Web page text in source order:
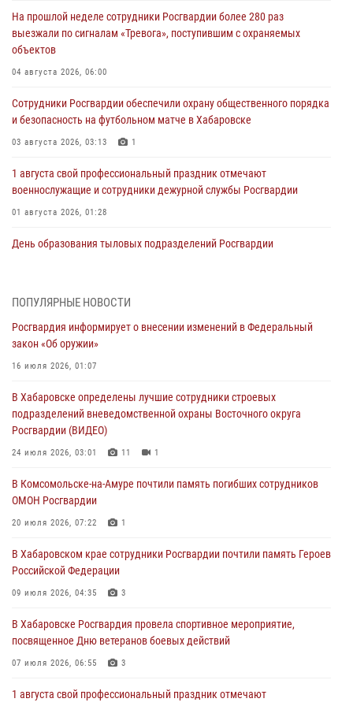
На прошлой неделе сотрудники Росгвардии более 280 раз
выезжали по сигналам «Тревога», поступившим с охраняемых
объектов
04 августа 2026, 06:00
Сотрудники Росгвардии обеспечили охрану общественного порядка
и безопасность на футбольном матче в Хабаровске
03 августа 2026, 03:13 1
1 августа свой профессиональный праздник отмечают
военнослужащие и сотрудники дежурной службы Росгвардии
01 августа 2026, 01:28
День образования тыловых подразделений Росгвардии
В Управлении Росгвардии по Хабаровскому краю состоялось
избирательного права
31 июля 2026, 03:26
женщине, потерявшей сознание во время массового мероприятия
29 июля 2026, 23:24
В Хабаровске продолжается акция «Каникулы с Росгвардией»
За прошедшую неделю в Хабаровском крае росгвардейцы провели
свыше 120 проверок условий хранения оружия
ПОПУЛЯРНЫЕ НОВОСТИ
Росгвардия информирует о внесении изменений в Федеральный
закон «Об оружии»
16 июля 2026, 01:07
В Хабаровске определены лучшие сотрудники строевых
подразделений вневедомственной охраны Восточного округа
Росгвардии (ВИДЕО)
24 июля 2026, 03:01 11 1
В Комсомольске-на-Амуре почтили память погибших сотрудников
ОМОН Росгвардии
20 июля 2026, 07:22 1
В Хабаровском крае сотрудники Росгвардии почтили память Героев
Российской Федерации
09 июля 2026, 04:35 3
В Хабаровске Росгвардия провела спортивное мероприятие,
посвященное Дню ветеранов боевых действий
07 июля 2026, 06:55 3
1 августа свой профессиональный праздник отмечают